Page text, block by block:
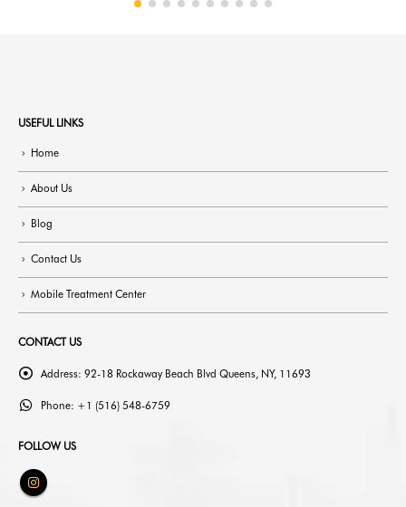
USEFUL LINKS
Home
About Us
Blog
Contact Us
Mobile Treatment Center
CONTACT US
Address: 92-18 Rockaway Beach Blvd Queens, NY, 11693
Phone: +1 (516) 548-6759
FOLLOW US